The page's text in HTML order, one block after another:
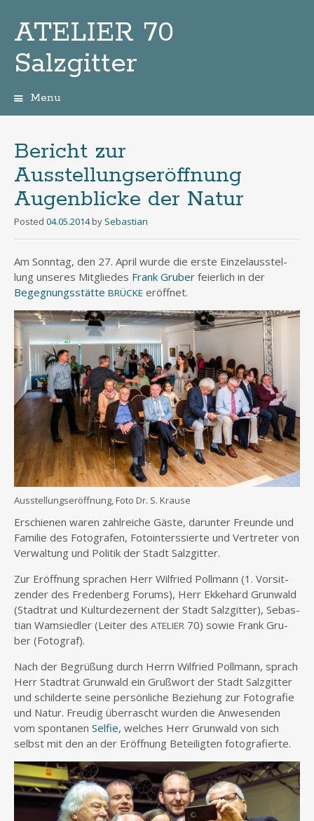
ATELIER 70
Salzgitter
Menu
Bericht zur
Ausstellungseröffnung
Augenblicke der Natur
Posted 04.05.2014 by Sebastian
Am Sonn­tag, den 27. April wur­de die ers­te Ein­zel­aus­stel­
lung unse­res Mit­glie­des Frank Gru­ber fei­er­lich in der
Begeg­nungs­stät­te BRÜCKE eröffnet.
Aus­stel­lungs­er­öff­nung, Foto Dr. S. Krause
Erschie­nen waren zahl­rei­che Gäs­te, dar­un­ter Freun­de und
Fami­lie des Foto­gra­fen, Foto­in­ters­sier­te und Ver­tre­ter von
Ver­wal­tung und Poli­tik der Stadt Salzgitter.
Zur Eröff­nung spra­chen Herr Wil­fried Poll­mann (1. Vor­sit­
zen­der des Fre­den­berg Forums), Herr Ekke­hard Grun­wald
(Stadt­rat und Kul­tur­de­zer­nent der Stadt Salz­git­ter), Sebas­
tian Wam­sied­ler (Lei­ter des ATELIER 70) sowie Frank Gru­
ber (Foto­graf).
Nach der Begrü­ßung durch Herrn Wil­fried Poll­mann, sprach
Herr Stadt­rat Grun­wald ein Gruß­wort der Stadt Salz­git­ter
und schil­der­te sei­ne per­sön­li­che Bezie­hung zur Foto­gra­fie
und Natur. Freu­dig über­rascht wur­den die Anwe­sen­den
vom spon­ta­nen Sel­fie, wel­ches Herr Grun­wald von sich
selbst mit den an der Eröff­nung Betei­lig­ten fotografierte.